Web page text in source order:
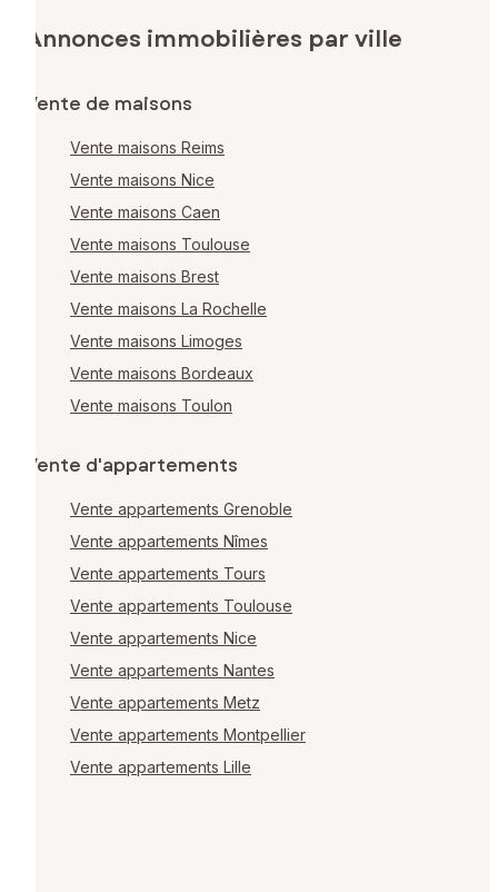
Annonces immobilières par ville
Vente de maisons
Vente maisons Reims
Vente maisons Nice
Vente maisons Caen
Vente maisons Toulouse
Vente maisons Brest
Vente maisons La Rochelle
Vente maisons Limoges
Vente maisons Bordeaux
Vente maisons Toulon
Vente d'appartements
Vente appartements Grenoble
Vente appartements Nîmes
Vente appartements Tours
Vente appartements Toulouse
Vente appartements Nice
Vente appartements Nantes
Vente appartements Metz
Vente appartements Montpellier
Vente appartements Lille